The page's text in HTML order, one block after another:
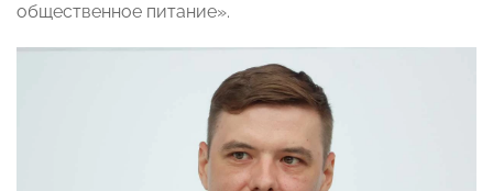
общественное питание».